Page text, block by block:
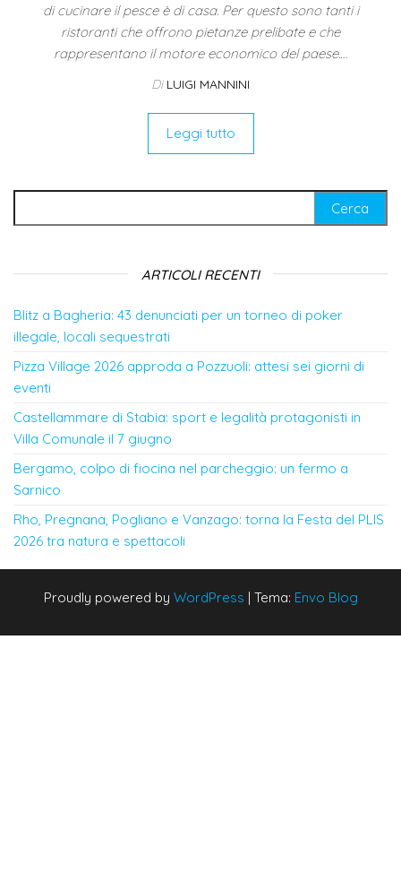
di cucinare il pesce è di casa. Per questo sono tanti i
ristoranti che offrono pietanze prelibate e che
rappresentano il motore economico del paese.…
Di LUIGI MANNINI
Leggi tutto
ARTICOLI RECENTI
Blitz a Bagheria: 43 denunciati per un torneo di poker
illegale, locali sequestrati
Pizza Village 2026 approda a Pozzuoli: attesi sei giorni di
eventi
Castellammare di Stabia: sport e legalità protagonisti in
Villa Comunale il 7 giugno
Bergamo, colpo di fiocina nel parcheggio: un fermo a
Sarnico
Rho, Pregnana, Pogliano e Vanzago: torna la Festa del PLIS
2026 tra natura e spettacoli
Proudly powered by WordPress | Tema: Envo Blog